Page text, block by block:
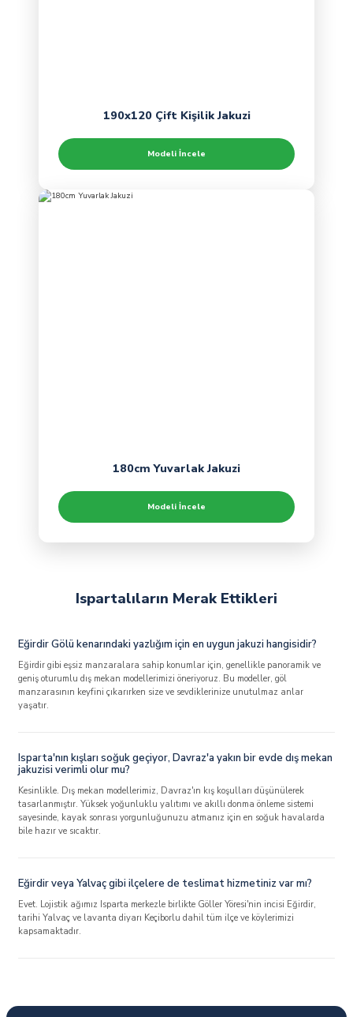
190x120 Çift Kişilik Jakuzi
Modeli İncele
180cm Yuvarlak Jakuzi
Modeli İncele
Ispartalıların Merak Ettikleri
Eğirdir Gölü kenarındaki yazlığım için en uygun jakuzi hangisidir?
Eğirdir gibi eşsiz manzaralara sahip konumlar için, genellikle panoramik ve
geniş oturumlu dış mekan modellerimizi öneriyoruz. Bu modeller, göl
manzarasının keyfini çıkarırken size ve sevdiklerinize unutulmaz anlar
yaşatır.
Isparta'nın kışları soğuk geçiyor, Davraz'a yakın bir evde dış mekan
jakuzisi verimli olur mu?
Kesinlikle. Dış mekan modellerimiz, Davraz'ın kış koşulları düşünülerek
tasarlanmıştır. Yüksek yoğunluklu yalıtımı ve akıllı donma önleme sistemi
sayesinde, kayak sonrası yorgunluğunuzu atmanız için en soğuk havalarda
bile hazır ve sıcaktır.
Eğirdir veya Yalvaç gibi ilçelere de teslimat hizmetiniz var mı?
Evet. Lojistik ağımız Isparta merkezle birlikte Göller Yöresi'nin incisi Eğirdir,
tarihi Yalvaç ve lavanta diyarı Keçiborlu dahil tüm ilçe ve köylerimizi
kapsamaktadır.